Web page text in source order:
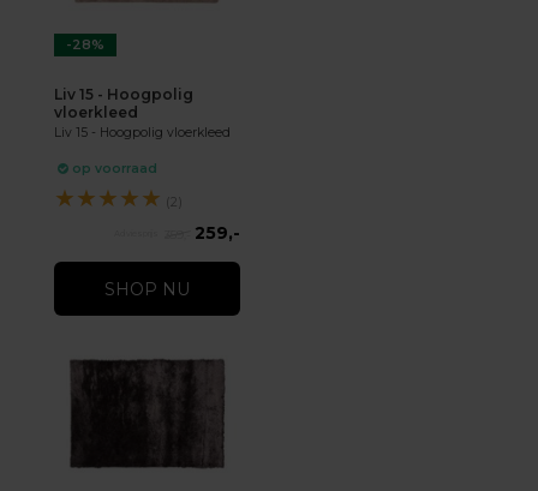
-28%
Liv 15 - Hoogpolig
vloerkleed
Liv 15 - Hoogpolig vloerkleed
op voorraad
★★★★★ (2)
259,-
SHOP NU